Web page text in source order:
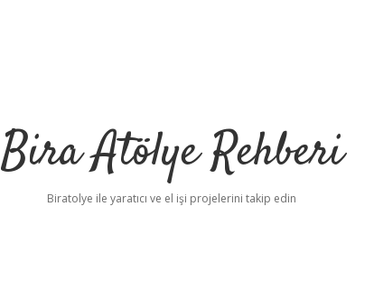
Bira Atölye Rehberi
Biratolye ile yaratıcı ve el işi projelerini takip edin